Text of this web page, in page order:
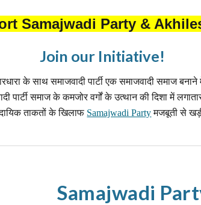
Samajwadi Party &
Join our Initiative!
के साथ समाजवादी पार्टी एक समाजवादी समाज
पार्टी समाज के कमजोर वर्गों के उत्थान की दिशा में
ताकतों के खिलाफ Samajwadi Partyमजबूती से
Samajwadi